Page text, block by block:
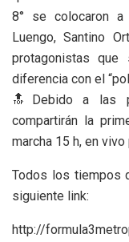
8° se colocaron a
Luengo, Santino
protagonistas
diferencia con el
🔝Debido a las
compartirán la
marcha 15 h, en vivo
Todos los tiempos
siguiente link:
http://